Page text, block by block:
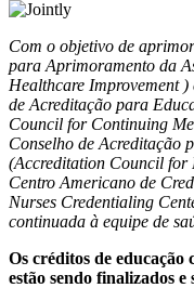
Com o objetivo de
para Aprimoramento da
Healthcare Improvement
de Acreditação para
Council for Continuing
Conselho de Acreditação
(Accreditation Council for
Centro Americano de
Nurses Credentialing
continuada à equipe de
Os créditos de
estão sendo finalizados